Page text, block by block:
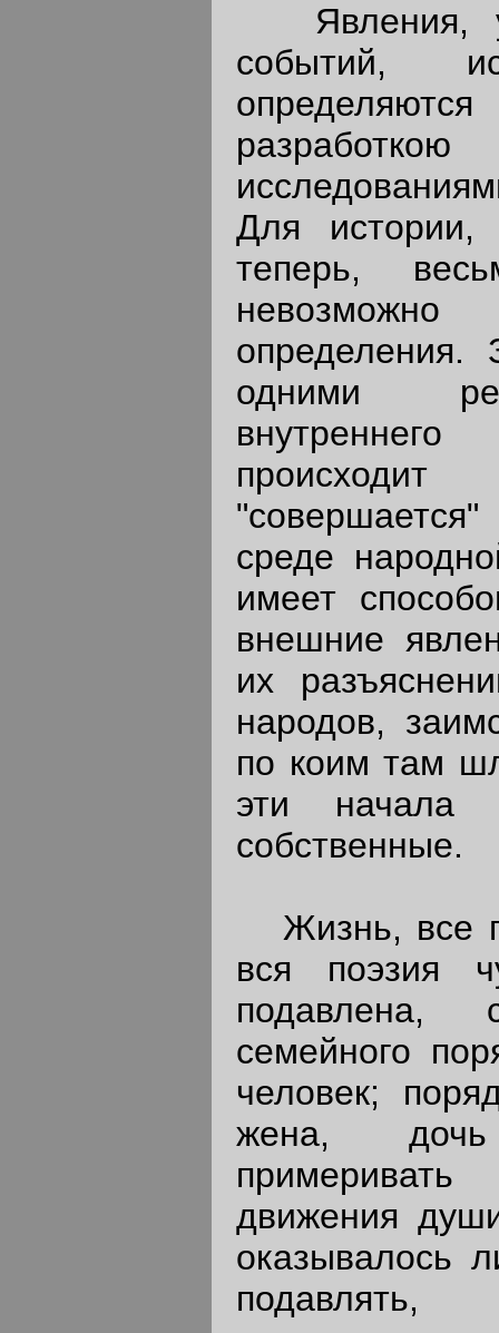
Явления,
событий,
разработкою
Для истории,
теперь,
определения.
одними
внутреннего
среде
имеет
внешние
их
народов,
по коим там
эти начала
собственные.
Жизнь, все
вся поэзия
подавлена,
семейного
человек;
жена,
движения
оказывалось
подавлять,